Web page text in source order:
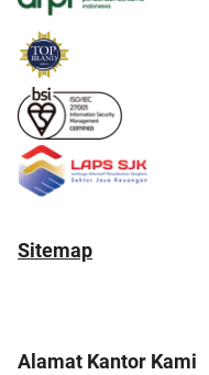
Sitemap
Alamat Kantor Kami